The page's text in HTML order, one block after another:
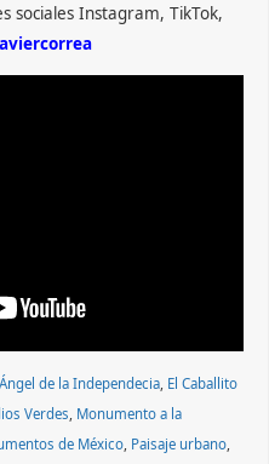
sociales Instagram, TikTok,
Ángel de la Independecia, El Caballito
Verdes, Monumento a la
de México, Paisaje urbano,